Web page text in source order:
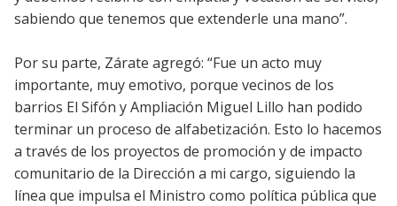
sabiendo que tenemos que extenderle una mano”.
Por su parte, Zárate agregó: “Fue un acto muy
importante, muy emotivo, porque vecinos de los
barrios El Sifón y Ampliación Miguel Lillo han podido
terminar un proceso de alfabetización. Esto lo hacemos
a través de los proyectos de promoción y de impacto
comunitario de la Dirección a mi cargo, siguiendo la
línea que impulsa el Ministro como política pública que